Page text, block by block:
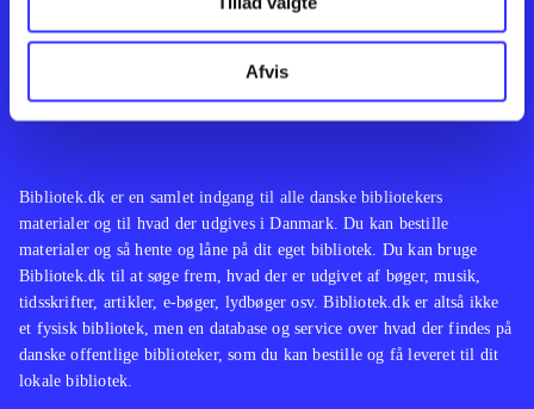
Afvis Feedback
Bibliotek.dk er en samlet indgang til alle danske bibliotekers
materialer og til hvad der udgives i Danmark. Du kan bestille
materialer og så hente og låne på dit eget bibliotek. Du kan bruge
Bibliotek.dk til at søge frem, hvad der er udgivet af bøger, musik,
tidsskrifter, artikler, e-bøger, lydbøger osv. Bibliotek.dk er altså ikke
et fysisk bibliotek, men en database og service over hvad der findes på
danske offentlige biblioteker, som du kan bestille og få leveret til dit
lokale bibliotek.
English
Noder